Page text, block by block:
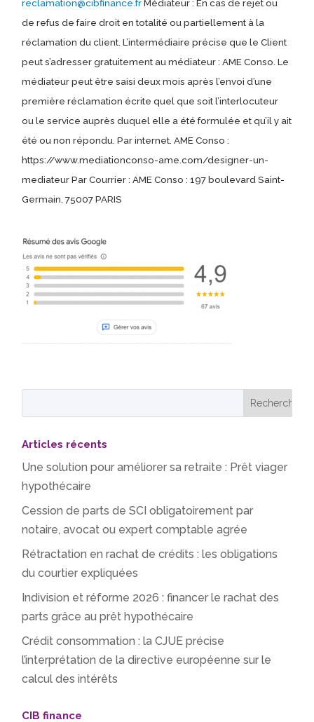
reclamation@cibfinance.frMédiateur : En cas de rejet ou
de refus de faire droit en totalité ou partiellement à la
réclamation du client. L’intermédiaire précise que le Client
peut s’adresser gratuitement au médiateur : AME Conso. Le
médiateur peut être saisi deux mois après l’envoi d’une
première réclamation écrite quel que soit l’interlocuteur
ou le service auprès duquel elle a été formulée et qu’il y ait
été ou non répondu. Par internet. AME Conso :
https://www.mediationconso-ame.com/designer-un-
mediateur Par Courrier : AME Conso : 197 boulevard Saint-
Germain, 75007 PARIS
Articles récents
Une solution pour améliorer sa retraite : Prêt viager
hypothécaire
Cession de parts de SCI obligatoirement par
notaire, avocat ou expert comptable agrée
Rétractation en rachat de crédits : les obligations
du courtier expliquées
Indivision et réforme 2026 : financer le rachat des
parts grâce au prêt hypothécaire
Crédit consommation : la CJUE précise
l’interprétation de la directive européenne sur le
calcul des intérêts
CIB finance